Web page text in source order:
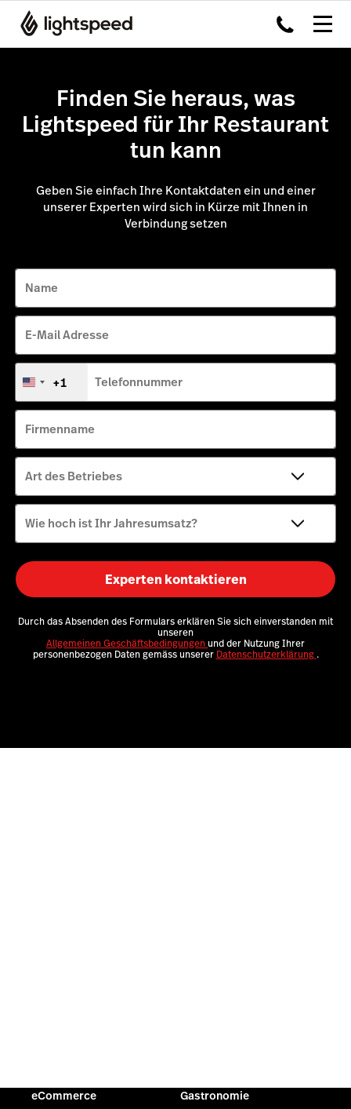
Finden Sie heraus, was
Lightspeed für Ihr Restaurant
tun kann
Geben Sie einfach Ihre Kontaktdaten ein und einer
unserer Experten wird sich in Kürze mit Ihnen in
Verbindung setzen
Name
E-Mail Adresse
Vereinigte
+1
+1 Telefonnummer
Firmenname
Art des Betriebes
Wie hoch ist Ihr Jahresumsatz?
Experten kontaktieren
Durch das Absenden des Formulars erklären Sie sich einverstanden mit
unseren
Allgemeinen Geschäftsbedingungen und der Nutzung Ihrer
personenbezogen Daten gemäss unserer Datenschutzerklärung .
eCommerce Gastronomie